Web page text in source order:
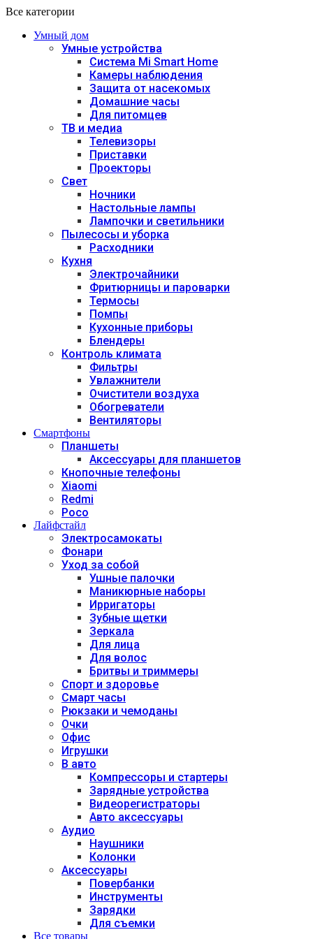
Все категории
Умный дом
Умные устройства
Система Mi Smart Home
Камеры наблюдения
Защита от насекомых
Домашние часы
Для питомцев
ТВ и медиа
Телевизоры
Приставки
Проекторы
Свет
Ночники
Настольные лампы
Лампочки и светильники
Пылесосы и уборка
Расходники
Кухня
Электрочайники
Фритюрницы и пароварки
Термосы
Помпы
Кухонные приборы
Блендеры
Контроль климата
Фильтры
Увлажнители
Очистители воздуха
Обогреватели
Вентиляторы
Смартфоны
Планшеты
Аксессуары для планшетов
Кнопочные телефоны
Xiaomi
Redmi
Poco
Лайфстайл
Электросамокаты
Фонари
Уход за собой
Ушные палочки
Маникюрные наборы
Ирригаторы
Зубные щетки
Зеркала
Для лица
Для волос
Бритвы и триммеры
Спорт и здоровье
Смарт часы
Рюкзаки и чемоданы
Очки
Офис
Игрушки
В авто
Компрессоры и стартеры
Зарядные устройства
Видеорегистраторы
Авто аксессуары
Аудио
Наушники
Колонки
Аксессуары
Повербанки
Инструменты
Зарядки
Для съемки
Все товары